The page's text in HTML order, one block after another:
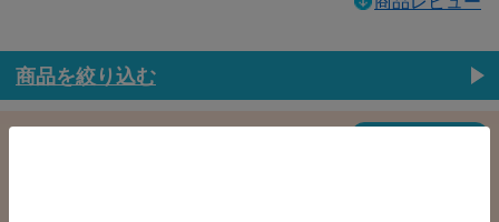
商品を絞り込む